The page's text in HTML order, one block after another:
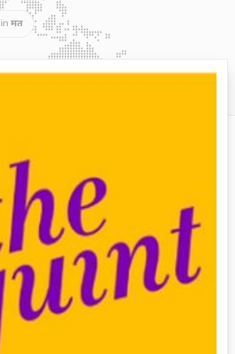
in मत